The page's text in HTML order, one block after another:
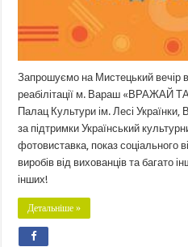
Запрошуємо на Мистецький вечір
реабілітації м. Вараш «ВРАЖАЙ
Палац Культури ім. Лесі
за підтримки Український
фотовиставка, показ соціального
виробів від вихованців та багато
інших!
Детальніше »